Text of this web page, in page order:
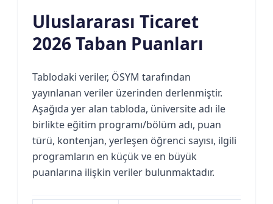
Uluslararası Ticaret
2026 Taban Puanları
Tablodaki veriler, ÖSYM tarafından
yayınlanan veriler üzerinden derlenmiştir.
Aşağıda yer alan tabloda, üniversite adı ile
birlikte eğitim programı/bölüm adı, puan
türü, kontenjan, yerleşen öğrenci sayısı, ilgili
programların en küçük ve en büyük
puanlarına ilişkin veriler bulunmaktadır.